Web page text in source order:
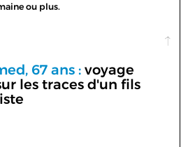
ou plus.
67 ans :voyage
les traces d'un fils